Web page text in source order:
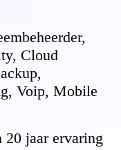
Cloud
Voip, Mobile
jaar ervaring